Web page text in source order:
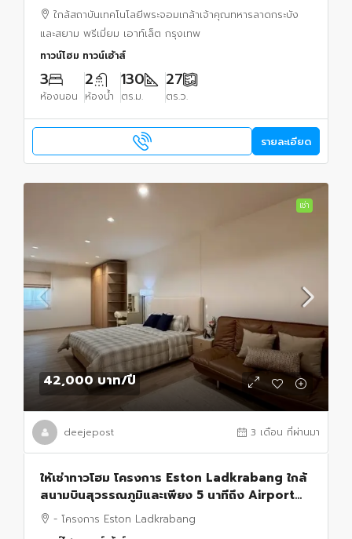
ใกล้สถาบันเทคโนโลยีพระจอมเกล้าเจ้าคุณทหารลาดกระบัง
และสยาม พรีเมี่ยม เอาท์เล็ต กรุงเทพ
ทาวน์โฮม ทาวน์เฮ้าส์
3
ห้องนอน
2
ห้องน้ำ
130
ตร.ม.
27
ตร.ว.
รายละเอียด
เช่า
42,000 บาท/ปี
deejepost 3 เดือน ที่ผ่านมา
ให้เช่าทาวโฮม โครงการ Eston Ladkrabang ใกล้
สนามบินสุวรรณภูมิและเพียง 5 นาทีถึง Airport
Link ลาดกระบัง
- โครงการ Eston Ladkrabang